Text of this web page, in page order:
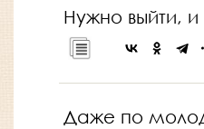
Нужно выйти, и
Даже по